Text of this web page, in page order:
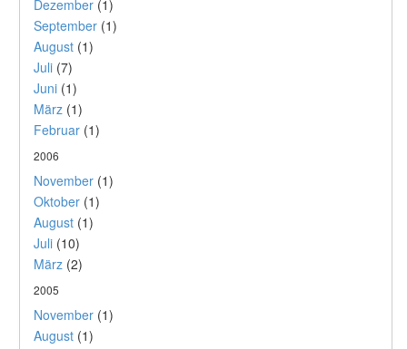
Dezember (1)
September (1)
August (1)
Juli (7)
Juni (1)
März (1)
Februar (1)
2006
November (1)
Oktober (1)
August (1)
Juli (10)
März (2)
2005
November (1)
August (1)